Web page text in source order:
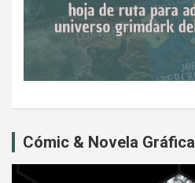
Cómic & Novela Gráfica